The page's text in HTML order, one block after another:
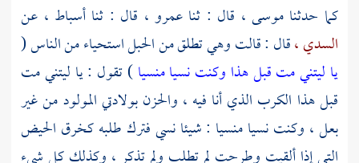
كما حدثناموسى ، قال : ثنا عمرو ، قال : ثنا أسباط ، عن
السدي ،قال : قالت وهي تطلق من الحبل استحياء من الناس (
يا ليتني مت قبل هذا وكنت نسيا منسيا) تقول : يا ليتني مت
قبل هذا الكرب الذي أنا فيه ، والحزن بولادتي المولود من غير
بعل ، وكنت نسيا منسيا : شيئا نسي فترك طلبه كخرق الحيض